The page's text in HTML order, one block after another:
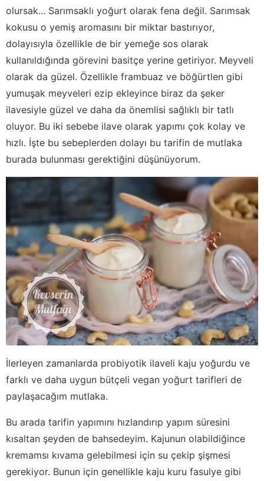
olursak... Sarımsaklı yoğurt olarak fena değil. Sarımsak
kokusu o yemiş aromasını bir miktar bastırıyor,
dolayısıyla özellikle de bir yemeğe sos olarak
kullanıldığında görevini basitçe yerine getiriyor. Meyveli
olarak da güzel. Özellikle frambuaz ve böğürtlen gibi
yumuşak meyveleri ezip ekleyince biraz da şeker
ilavesiyle güzel ve daha da önemlisi sağlıklı bir tatlı
oluyor. Bu iki sebebe ilave olarak yapımı çok kolay ve
hızlı. İşte bu sebeplerden dolayı bu tarifin de mutlaka
burada bulunması gerektiğini düşünüyorum.
İlerleyen zamanlarda probiyotik ilaveli kaju yoğurdu ve
farklı ve daha uygun bütçeli vegan yoğurt tarifleri de
paylaşacağım mutlaka.
Bu arada tarifin yapımını hızlandırıp yapım süresini
kısaltan şeyden de bahsedeyim. Kajunun olabildiğince
kremamsı kıvama gelebilmesi için su çekip şişmesi
gerekiyor. Bunun için genellikle kaju kuru fasulye gibi